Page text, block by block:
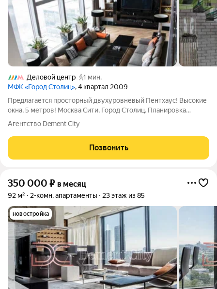
Деловой центр
1 мин.
МФК «Город Столиц», 4 квартал 2009
Предлагается просторный двухуровневый Пентхаус! Высокие
окна, 5 метров! Москва Сити, Город Столиц. Планировка
предусматривает: гостиную, объединенную с кухней, сан/
узел, входной хол, на 1 уровне. На 2 уровне просторная
спальня, гардеробная, Дорогой
Агентство Dement City
Позвонить
350 000 ₽ в месяц
92 м² 2-комн. апартаменты 23 этаж из 85
новостройка